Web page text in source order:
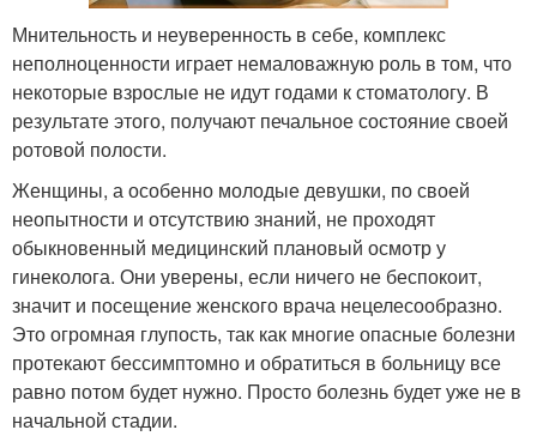
Мнительность и неуверенность в себе, комплекс
неполноценности играет немаловажную роль в том, что
некоторые взрослые не идут годами к стоматологу. В
результате этого, получают печальное состояние своей
ротовой полости.
Женщины, а особенно молодые девушки, по своей
неопытности и отсутствию знаний, не проходят
обыкновенный медицинский плановый осмотр у
гинеколога. Они уверены, если ничего не беспокоит,
значит и посещение женского врача нецелесообразно.
Это огромная глупость, так как многие опасные болезни
протекают бессимптомно и обратиться в больницу все
равно потом будет нужно. Просто болезнь будет уже не в
начальной стадии.